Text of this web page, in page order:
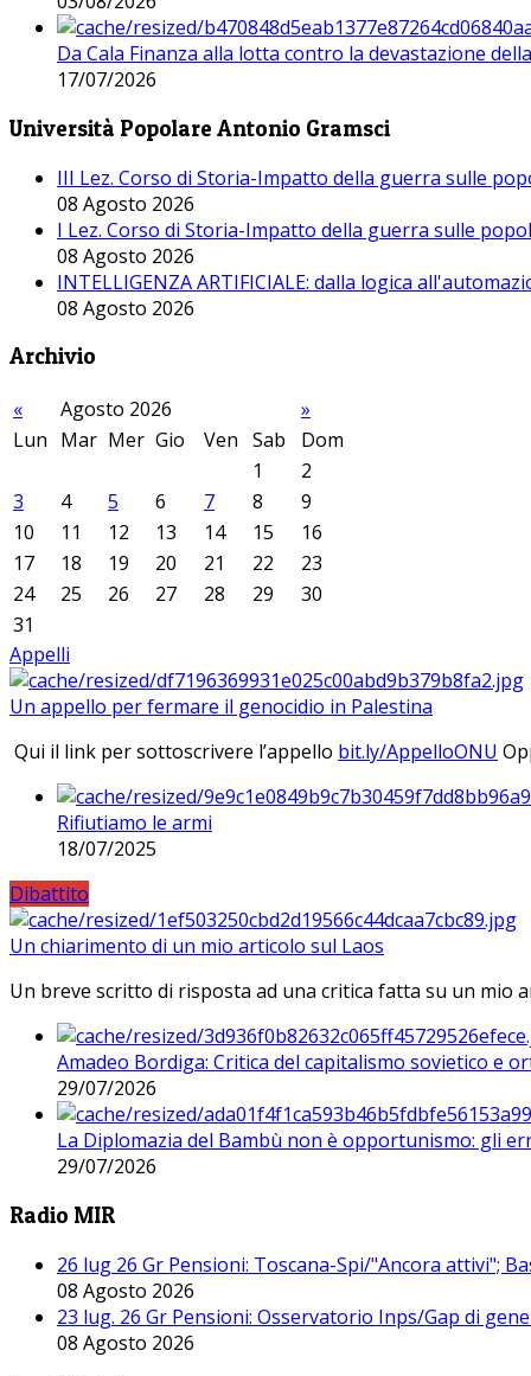
Da Cala Finanza alla lotta contro la devastazione
17/07/2026
Università Popolare Antonio Gramsci
III Lez. Corso di Storia-Impatto della guerra sulle
08 Agosto 2026
I Lez. Corso di Storia-Impatto della guerra sulle
08 Agosto 2026
INTELLIGENZA ARTIFICIALE: dalla logica
08 Agosto 2026
Archivio
« Agosto 2026
»
Lun Mar Mer Gio Ven Sab
Dom
1
2
3
4 5 6 7 8
9
10
11 12 13 14 15
16
17
18 19 20 21 22
23
24
25 26 27 28 29
30
31
Appelli
Un appello per fermare il genocidio in Palestina
Qui il link per sottoscrivere l’appello bit.ly/AppelloONU
Rifiutiamo le armi
18/07/2025
Dibattito
Un chiarimento di un mio articolo sul Laos
Un breve scritto di risposta ad una critica fatta su un mio
Amadeo Bordiga: Critica del capitalismo sovietico e
29/07/2026
La Diplomazia del Bambù non è opportunismo: gli
29/07/2026
Radio MIR
26 lug 26 Gr Pensioni: Toscana-Spi/"Ancora attivi";
08 Agosto 2026
23 lug. 26 Gr Pensioni: Osservatorio Inps/Gap di
08 Agosto 2026